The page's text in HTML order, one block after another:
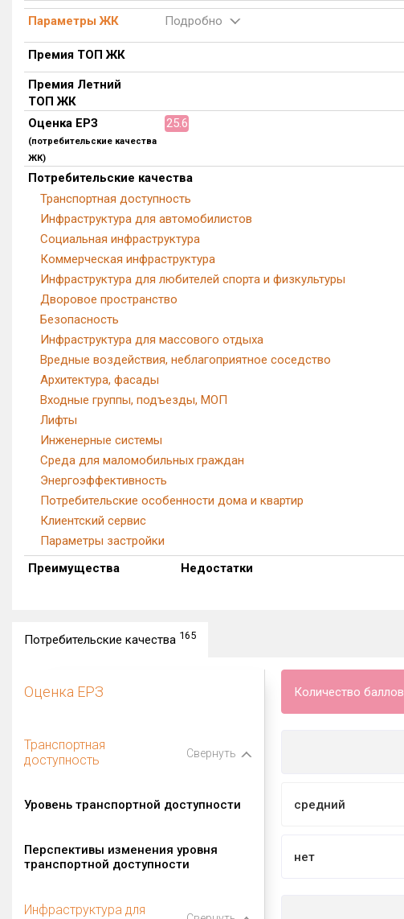
Параметры ЖК Подробно
Премия ТОП ЖК
Премия Летний
ТОП ЖК
Оценка ЕРЗ
(потребительские качества
ЖК)
25.6
Потребительские качества
Транспортная доступность
Инфраструктура для автомобилистов
Социальная инфраструктура
Коммерческая инфраструктура
Инфраструктура для любителей спорта и физкультуры
Дворовое пространство
Безопасность
Инфраструктура для массового отдыха
Вредные воздействия, неблагоприятное соседство
Архитектура, фасады
Входные группы, подъезды, МОП
Лифты
Инженерные системы
Среда для маломобильных граждан
Энергоэффективность
Потребительские особенности дома и квартир
Клиентский сервис
Параметры застройки
Преимущества
Недостатки
Потребительские качества 165
Оценка ЕРЗ Количество баллов
Транспортная
доступность
Свернуть
Уровень транспортной доступности средний
Перспективы изменения уровня
транспортной доступности
нет
Инфраструктура для